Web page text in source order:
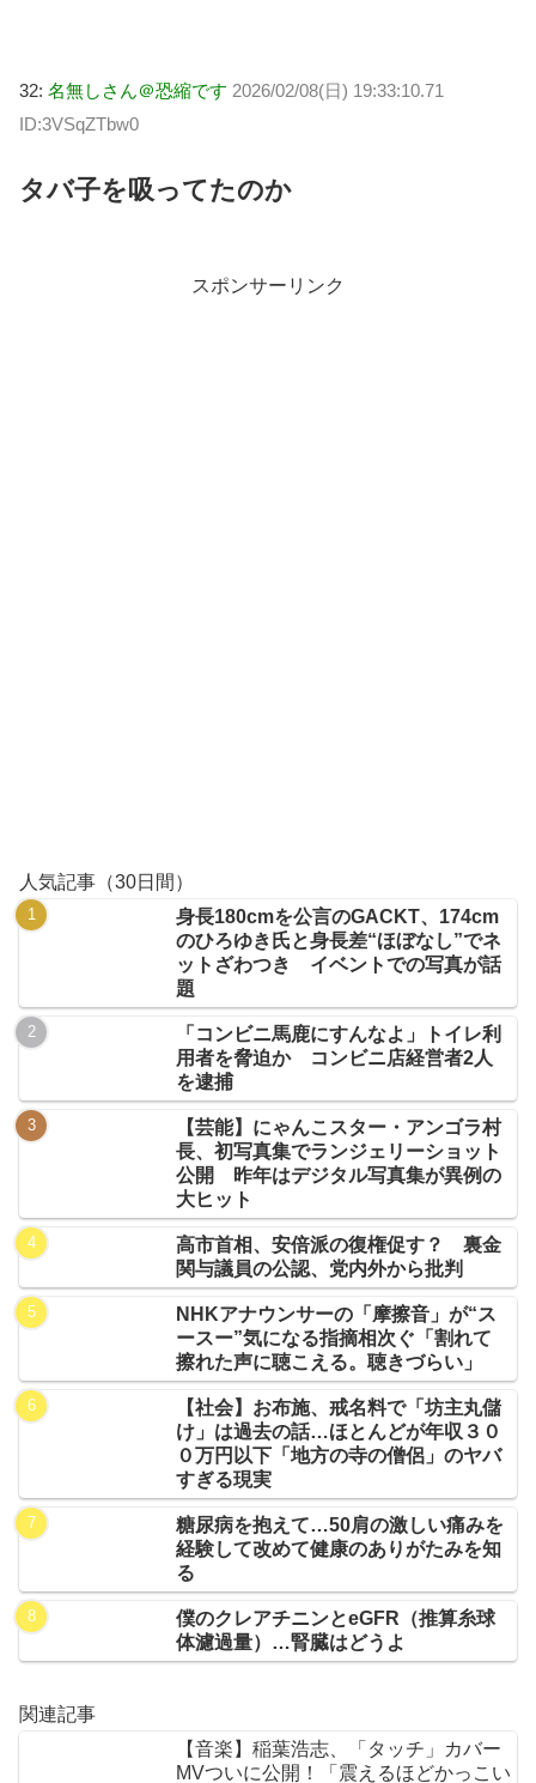
32: 名無しさん＠恐縮です 2026/02/08(日) 19:33:10.71
ID:3VSqZTbw0
タバ子を吸ってたのか
スポンサーリンク
人気記事（30日間）
身長180cmを公言のGACKT、174cm
のひろゆき氏と身長差“ほぼなし”でネ
ットざわつき イベントでの写真が話
題
「コンビニ馬鹿にすんなよ」トイレ利
用者を脅迫か コンビニ店経営者2人
を逮捕
【芸能】にゃんこスター・アンゴラ村
長、初写真集でランジェリーショット
公開 昨年はデジタル写真集が異例の
大ヒット
高市首相、安倍派の復権促す？ 裏金
関与議員の公認、党内外から批判
NHKアナウンサーの「摩擦音」が“ス
ースー”気になる指摘相次ぐ「割れて
擦れた声に聴こえる。聴きづらい」
【社会】お布施、戒名料で「坊主丸儲
け」は過去の話…ほとんどが年収３０
０万円以下「地方の寺の僧侶」のヤバ
すぎる現実
糖尿病を抱えて…50肩の激しい痛みを
経験して改めて健康のありがたみを知
る
僕のクレアチニンとeGFR（推算糸球
体濾過量）…腎臓はどうよ
関連記事
【音楽】稲葉浩志、「タッチ」カバー
MVついに公開！「震えるほどかっこい